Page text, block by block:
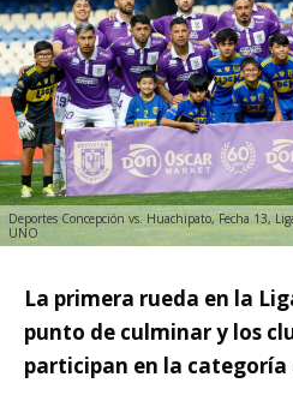
Deportes Concepción vs. Huachipato, Fecha 13,
UNO
La primera rueda en la
punto de culminar y los
participan en la